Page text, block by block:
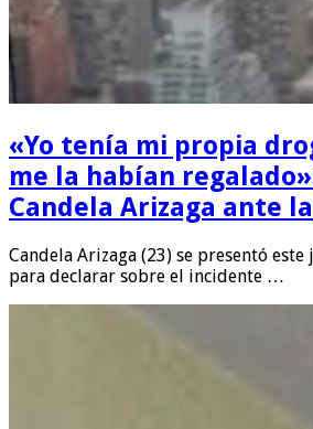
«Yo tenía mi propia
me la habían
Candela Arizaga ante
Candela Arizaga (23) se presentó
para declarar sobre el incidente …